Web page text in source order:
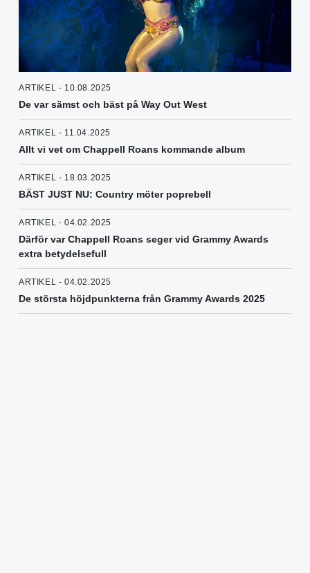
ARTIKEL - 10.08.2025
De var sämst och bäst på Way Out West
ARTIKEL - 11.04.2025
Allt vi vet om Chappell Roans kommande album
ARTIKEL - 18.03.2025
BÄST JUST NU: Country möter poprebell
ARTIKEL - 04.02.2025
Därför var Chappell Roans seger vid Grammy Awards
extra betydelsefull
ARTIKEL - 04.02.2025
De största höjdpunkterna från Grammy Awards 2025